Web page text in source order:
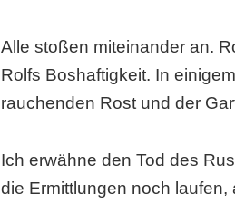
Alle stoßen miteinander an.
Rolfs Boshaftigkeit. In
rauchenden Rost und der
Ich erwähne den Tod des
die Ermittlungen noch